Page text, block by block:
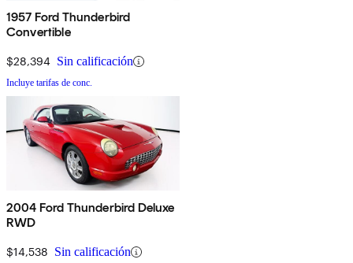
1957 Ford Thunderbird
Convertible
$28,394 Sin calificación
Incluye tarifas de conc.
2004 Ford Thunderbird Deluxe
RWD
$14,538 Sin calificación